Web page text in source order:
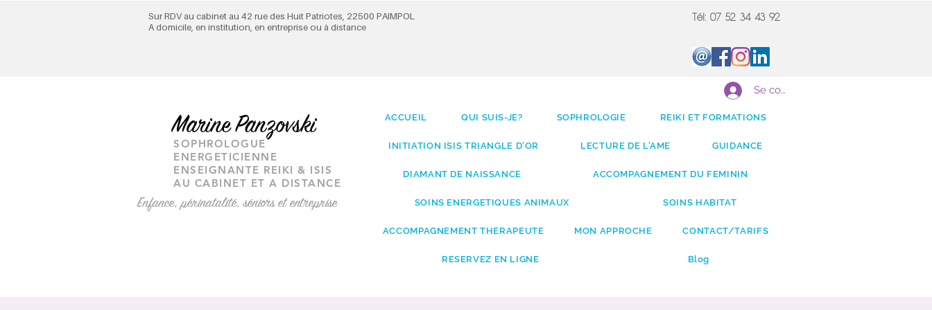
Sur RDV au cabinet au 42 rue des Huit Patriotes, 22500 PAIMPOL
A domicile, en institution, en entrepriseou à distance
Tél: 07 52 34 43 92
Se connecter
Marine Panzovski
SOPHROLOGUE
ENERGETICIENNE
ENSEIGNANTE REIKI & ISIS
AU CABINET ET A DISTANCE
Enfance, périnatalité, séniors et entreprise
ACCUEIL QUI SUIS-JE? SOPHROLOGIE REIKI ET FORMATIONS
INITIATION ISIS TRIANGLE D'OR LECTURE DE L'AME GUIDANCE
DIAMANT DE NAISSANCE ACCOMPAGNEMENT DU FEMININ
SOINS ENERGETIQUES ANIMAUX SOINS HABITAT
ACCOMPAGNEMENT THERAPEUTE MON APPROCHE CONTACT/TARIFS
RESERVEZ EN LIGNE Blog